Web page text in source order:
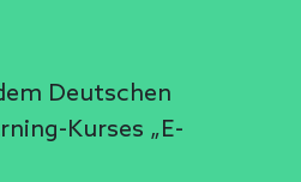
Deutschen
Kurses „E-